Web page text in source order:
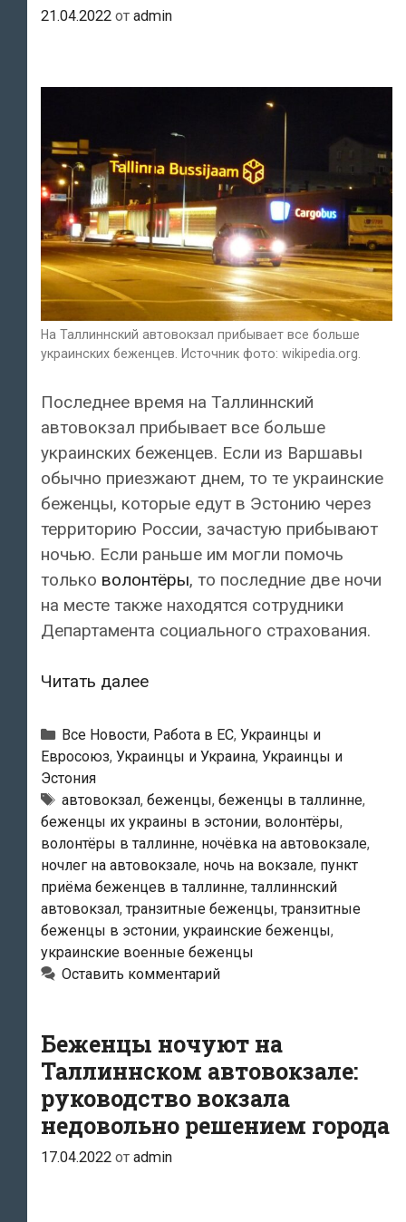
21.04.2022 от admin
На Таллиннский автовокзал прибывает все больше
украинских беженцев. Источник фото: wikipedia.org.
Последнее время на Таллиннский
автовокзал прибывает все больше
украинских беженцев. Если из Варшавы
обычно приезжают днем, то те украинские
беженцы, которые едут в Эстонию через
территорию России, зачастую прибывают
ночью. Если раньше им могли помочь
только волонтёры, то последние две ночи
на месте также находятся сотрудники
Департамента социального страхования.
Читать далееНа
автовокзал
прибывает
больше
украинских
беженцев
Рубрики
Все Новости, Работа в ЕС, Украинцы и
Евросоюз, Украинцы и Украина, Украинцы и
Эстония
Метки
автовокзал, беженцы, беженцы в таллинне,
беженцы их украины в эстонии, волонтёры,
волонтёры в таллинне, ночёвка на автовокзале,
ночлег на автовокзале, ночь на вокзале, пункт
приёма беженцев в таллинне,таллиннский
автовокзал,транзитные беженцы,транзитные
беженцы в эстонии, украинские беженцы,
украинские военные беженцы
Оставить комментарий
Беженцы ночуют на
Таллиннском автовокзале:
руководство вокзала
недовольно решением города
17.04.2022 от admin